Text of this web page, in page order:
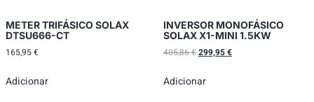
METER TRIFÁSICO SOLAX
DTSU666-CT
165,95€
Adicionar
INVERSOR MONOFÁSICO
SOLAX X1-MINI 1.5KW
405,86€299,95€
Adicionar